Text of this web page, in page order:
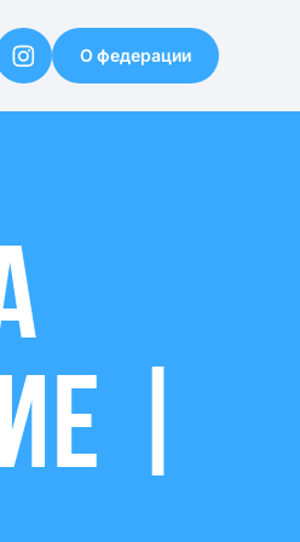
Партнёр 4 Партнёр 5
О федерации
|